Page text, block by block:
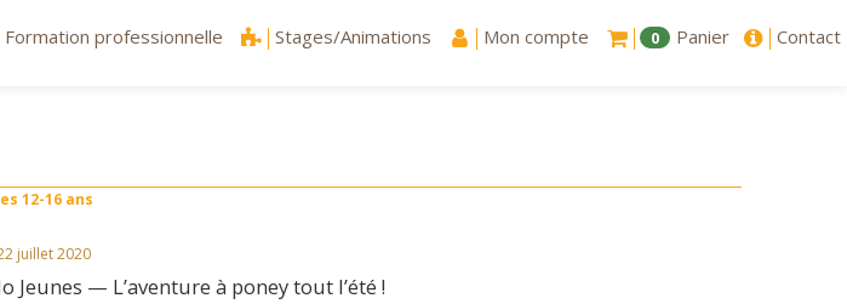
Formation professionnelle Stages/Animations Mon compte 0 Panier Contact
12-16 ans
juillet 2020
Jeunes — L’aventure à poney tout l’été !